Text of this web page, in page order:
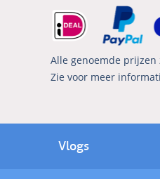
Alle genoemde prijzen
Zie voor meer
Vlogs